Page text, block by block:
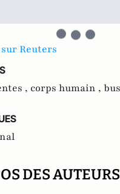
Reuters
, corps humain ,
DES AUTEURS